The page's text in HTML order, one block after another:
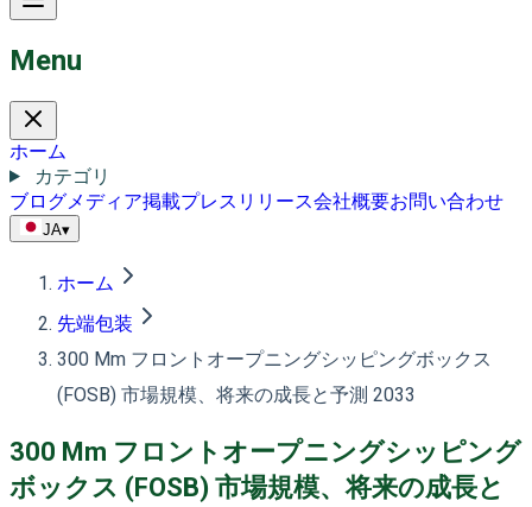
Menu
ホーム
カテゴリ
ブログメディア掲載プレスリリース会社概要お問い合わせ
JA▾
ホーム
先端包装
300 Mm フロントオープニングシッピングボックス
(FOSB) 市場規模、将来の成長と予測 2033
300 Mm フロントオープニングシッピング
ボックス (FOSB) 市場規模、将来の成長と